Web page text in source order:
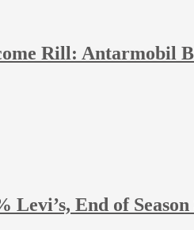
Rill: Antarmobil
End of Season